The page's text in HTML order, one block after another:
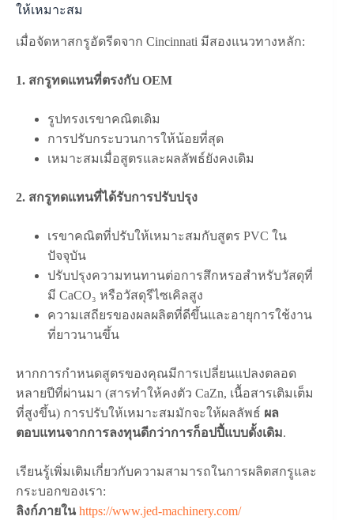
ให้เหมาะสม
เมื่อจัดหาสกรูอัดรีดจาก Cincinnati มีสองแนวทางหลัก:
1. สกรูทดแทนที่ตรงกับ OEM
รูปทรงเรขาคณิตเดิม
การปรับกระบวนการให้น้อยที่สุด
เหมาะสมเมื่อสูตรและผลลัพธ์ยังคงเดิม
2. สกรูทดแทนที่ได้รับการปรับปรุง
เรขาคณิตที่ปรับให้เหมาะสมกับสูตร PVC ใน
ปัจจุบัน
ปรับปรุงความทนทานต่อการสึกหรอสำหรับวัสดุที่
มี CaCO₃ หรือวัสดุรีไซเคิลสูง
ความเสถียรของผลผลิตที่ดีขึ้นและอายุการใช้งาน
ที่ยาวนานขึ้น
หากการกำหนดสูตรของคุณมีการเปลี่ยนแปลงตลอด
หลายปีที่ผ่านมา (สารทำให้คงตัว CaZn, เนื้อสารเติมเต็ม
ที่สูงขึ้น) การปรับให้เหมาะสมมักจะให้ผลลัพธ์ ผล
ตอบแทนจากการลงทุนดีกว่าการก็อปปี้แบบดั้งเดิม.
เรียนรู้เพิ่มเติมเกี่ยวกับความสามารถในการผลิตสกรูและ
กระบอกของเรา:
ลิงก์ภายใน https://www.jed-machinery.com/